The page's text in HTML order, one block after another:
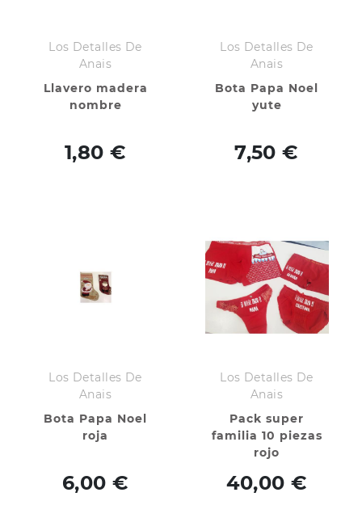
Los Detalles De
Anais
Llavero madera
nombre
1,80 €
Los Detalles De
Anais
Bota Papa Noel
yute
7,50 €
Los Detalles De
Anais
Bota Papa Noel
roja
6,00 €
Los Detalles De
Anais
Pack super
familia 10 piezas
rojo
40,00 €